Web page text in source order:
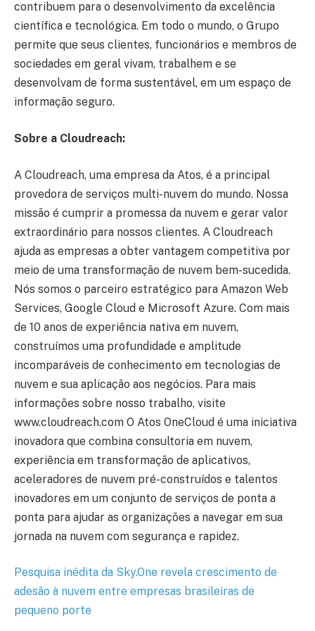
contribuem para o desenvolvimento da excelência
científica e tecnológica. Em todo o mundo, o Grupo
permite que seus clientes, funcionários e membros de
sociedades em geral vivam, trabalhem e se
desenvolvam de forma sustentável, em um espaço de
informação seguro.
Sobre a Cloudreach:
A Cloudreach, uma empresa da Atos, é a principal
provedora de serviços multi-nuvem do mundo. Nossa
missão é cumprir a promessa da nuvem e gerar valor
extraordinário para nossos clientes. A Cloudreach
ajuda as empresas a obter vantagem competitiva por
meio de uma transformação de nuvem bem-sucedida.
Nós somos o parceiro estratégico para Amazon Web
Services, Google Cloud e Microsoft Azure. Com mais
de 10 anos de experiência nativa em nuvem,
construímos uma profundidade e amplitude
incomparáveis ​​de conhecimento em tecnologias de
nuvem e sua aplicação aos negócios. Para mais
informações sobre nosso trabalho, visite
www.cloudreach.com O Atos OneCloud é uma iniciativa
inovadora que combina consultoria em nuvem,
experiência em transformação de aplicativos,
aceleradores de nuvem pré-construídos e talentos
inovadores em um conjunto de serviços de ponta a
ponta para ajudar as organizações a navegar em sua
jornada na nuvem com segurança e rapidez.
Pesquisa inédita da Sky.One revela crescimento de
adesão à nuvem entre empresas brasileiras de
pequeno porte